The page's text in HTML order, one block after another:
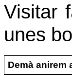
Visitar
unes
Demà anirem